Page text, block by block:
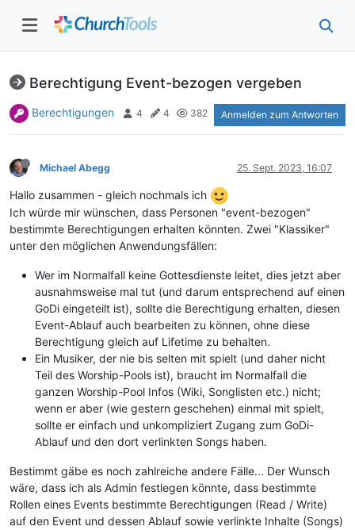
Berechtigung Event-bezogen vergeben
Berechtigungen 4 4 382 Anmelden zum Antworten
Michael Abegg 25. Sept. 2023, 16:07
Hallo zusammen - gleich nochmals ich
Ich würde mir wünschen, dass Personen "event-bezogen"
bestimmte Berechtigungen erhalten könnten. Zwei "Klassiker"
unter den möglichen Anwendungsfällen:
Wer im Normalfall keine Gottesdienste leitet, dies jetzt aber
ausnahmsweise mal tut (und darum entsprechend auf einen
GoDi eingeteilt ist), sollte die Berechtigung erhalten, diesen
Event-Ablauf auch bearbeiten zu können, ohne diese
Berechtigung gleich auf Lifetime zu behalten.
Ein Musiker, der nie bis selten mit spielt (und daher nicht
Teil des Worship-Pools ist), braucht im Normalfall die
ganzen Worship-Pool Infos (Wiki, Songlisten etc.) nicht;
wenn er aber (wie gestern geschehen) einmal mit spielt,
sollte er einfach und unkompliziert Zugang zum GoDi-
Ablauf und den dort verlinkten Songs haben.
Bestimmt gäbe es noch zahlreiche andere Fälle... Der Wunsch
wäre, dass ich als Admin festlegen könnte, dass bestimmte
Rollen eines Events bestimmte Berechtigungen (Read / Write)
auf den Event und dessen Ablauf sowie verlinkte Inhalte (Songs)